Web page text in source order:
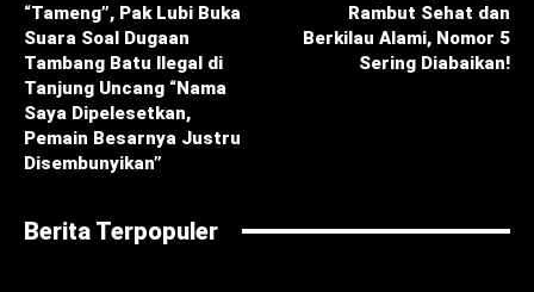
“Tameng”, Pak Lubi Buka
Suara Soal Dugaan
Tambang Batu Ilegal di
Tanjung Uncang “Nama
Saya Dipelesetkan,
Pemain Besarnya Justru
Disembunyikan”
Rambut Sehat dan
Berkilau Alami, Nomor 5
Sering Diabaikan!
Berita Terpopuler